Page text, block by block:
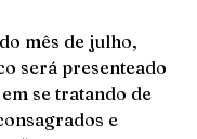
mês de julho,
será presenteado
se tratando de
e